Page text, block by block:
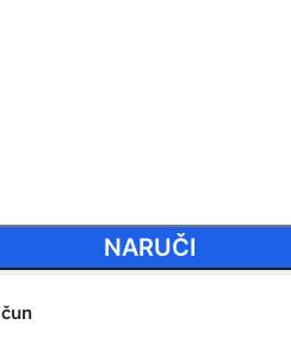
NARUČI